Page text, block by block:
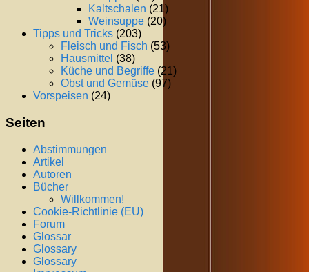
Kaltschalen (21)
Weinsuppe (20)
Tipps und Tricks (203)
Fleisch und Fisch (53)
Hausmittel (38)
Küche und Begriffe (21)
Obst und Gemüse (97)
Vorspeisen (24)
Seiten
Abstimmungen
Artikel
Autoren
Bücher
Willkommen!
Cookie-Richtlinie (EU)
Forum
Glossar
Glossary
Glossary